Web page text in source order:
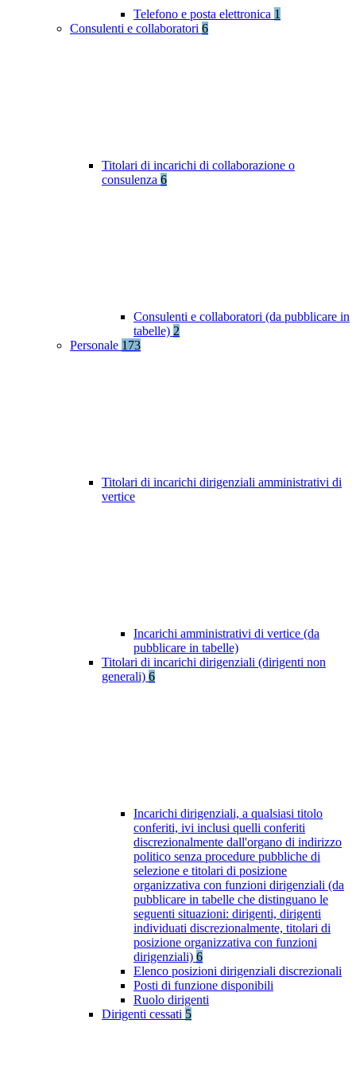
Telefono e posta elettronica 1
Consulenti e collaboratori 6
Titolari di incarichi di collaborazione o
consulenza 6
Consulenti e collaboratori (da pubblicare in
tabelle) 2
Personale 173
Titolari di incarichi dirigenziali amministrativi di
vertice
Incarichi amministrativi di vertice (da
pubblicare in tabelle)
Titolari di incarichi dirigenziali (dirigenti non
generali) 6
Incarichi dirigenziali, a qualsiasi titolo
conferiti, ivi inclusi quelli conferiti
discrezionalmente dall'organo di indirizzo
politico senza procedure pubbliche di
selezione e titolari di posizione
organizzativa con funzioni dirigenziali (da
pubblicare in tabelle che distinguano le
seguenti situazioni: dirigenti, dirigenti
individuati discrezionalmente, titolari di
posizione organizzativa con funzioni
dirigenziali) 6
Elenco posizioni dirigenziali discrezionali
Posti di funzione disponibili
Ruolo dirigenti
Dirigenti cessati 5